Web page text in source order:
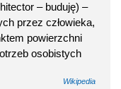
– buduję) –
przez człowieka,
powierzchni
osobistych
Wikipedia